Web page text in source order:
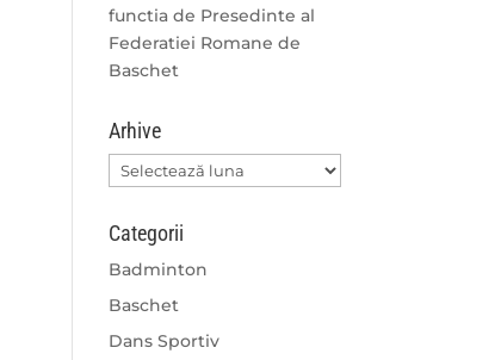
functia de Presedinte al
Federatiei Romane de
Baschet
Arhive
Arhive
Categorii
Badminton
Baschet
Dans Sportiv